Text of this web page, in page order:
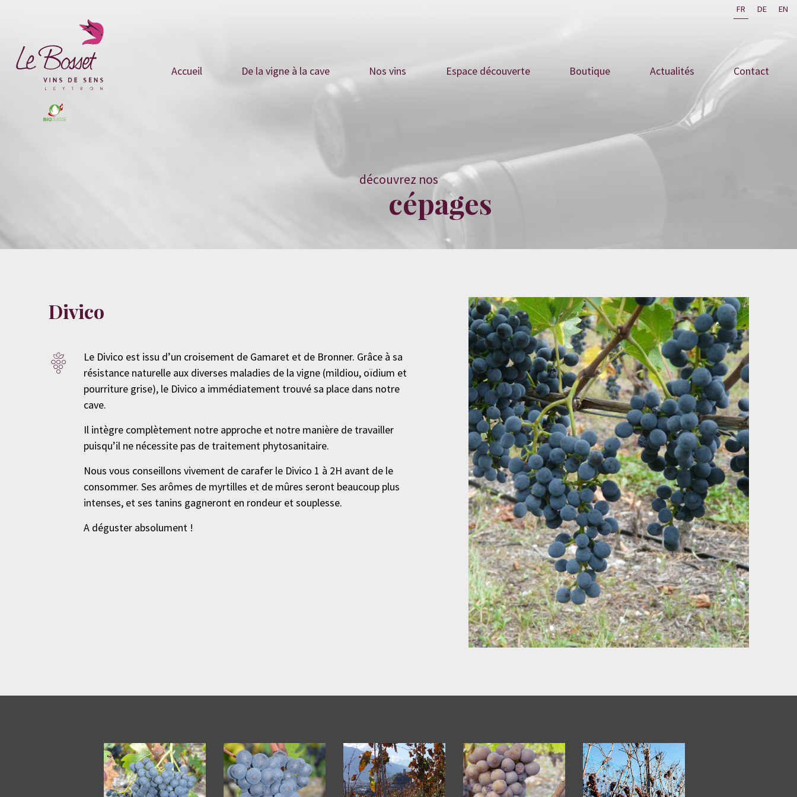
FR DE EN
Accueil De la vigne à la cave Nos vins Espace découverte Boutique Actualités Contact
découvrez nos
cépages
Divico
Le Divico est issu d’un croisement de Gamaret et de Bronner. Grâce à sa
résistance naturelle aux diverses maladies de la vigne (mildiou, oïdium et
pourriture grise), le Divico a immédiatement trouvé sa place dans notre
cave.
Il intègre complètement notre approche et notre manière de travailler
puisqu’il ne nécessite pas de traitement phytosanitaire.
Nous vous conseillons vivement de carafer le Divico 1 à 2H avant de le
consommer. Ses arômes de myrtilles et de mûres seront beaucoup plus
intenses, et ses tanins gagneront en rondeur et souplesse.
A déguster absolument !